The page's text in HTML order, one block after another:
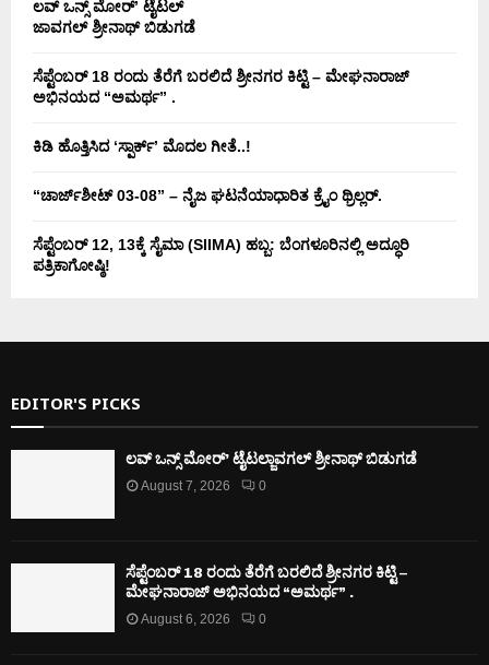
ಲವ್ ಒನ್ಸ್ ಮೋರ್’ ಟೈಟಲ್
ಜಾವಗಲ್ ಶ್ರೀನಾಥ್ ಬಿಡುಗಡೆ
ಸೆಪ್ಟೆಂಬರ್ 18 ರಂದು ತೆರೆಗೆ ಬರಲಿದೆ ಶ್ರೀನಗರ ಕಿಟ್ಟಿ – ಮೇಘನಾರಾಜ್
ಅಭಿನಯದ “ಅಮರ್ಥ” .
ಕಿಡಿ‌‌ ಹೊತ್ತಿಸಿದ ‘ಸ್ಪಾರ್ಕ್’ ಮೊದಲ‌ ಗೀತೆ..!
“ಚಾರ್ಜ್‌ಶೀಟ್ 03-08” – ನೈಜ ಘಟನೆಯಾಧಾರಿತ ಕ್ರೈಂ ಥ್ರಿಲ್ಲರ್.
ಸೆಪ್ಟೆಂಬರ್ 12, 13ಕ್ಕೆ ಸೈಮಾ (SIIMA) ಹಬ್ಬ: ಬೆಂಗಳೂರಿನಲ್ಲಿ ಅದ್ಧೂರಿ
ಪತ್ರಿಕಾಗೋಷ್ಠಿ!
EDITOR'S PICKS
ಲವ್ ಒನ್ಸ್ ಮೋರ್’ ಟೈಟಲ್ಜಾವಗಲ್ ಶ್ರೀನಾಥ್ ಬಿಡುಗಡೆ
August 7, 2026 0
ಸೆಪ್ಟೆಂಬರ್ 18 ರಂದು ತೆರೆಗೆ ಬರಲಿದೆ ಶ್ರೀನಗರ ಕಿಟ್ಟಿ –
ಮೇಘನಾರಾಜ್ ಅಭಿನಯದ “ಅಮರ್ಥ” .
August 6, 2026 0